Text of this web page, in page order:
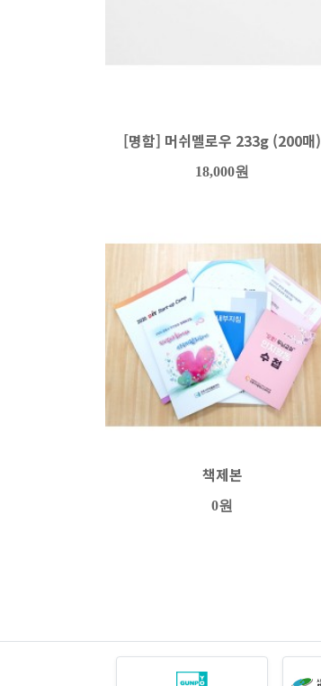
[명함] 머쉬멜로우 233g (200매)
18,000원
책제본
0원